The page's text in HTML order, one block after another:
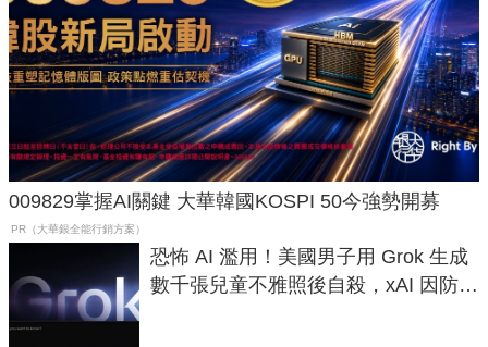
009829掌握AI關鍵 大華韓國KOSPI 50今強勢開募
PR（大華銀全能行銷方案）
恐怖 AI 濫用！美國男子用 Grok 生成
數千張兒童不雅照後自殺，xAI 因防護